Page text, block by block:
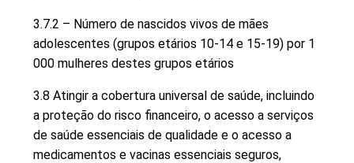
3.7.2 – Número de nascidos vivos de mães
adolescentes (grupos etários 10-14 e 15-19) por 1
000 mulheres destes grupos etários
3.8 Atingir a cobertura universal de saúde, incluindo
a proteção do risco financeiro, o acesso a serviços
de saúde essenciais de qualidade e o acesso a
medicamentos e vacinas essenciais seguros,